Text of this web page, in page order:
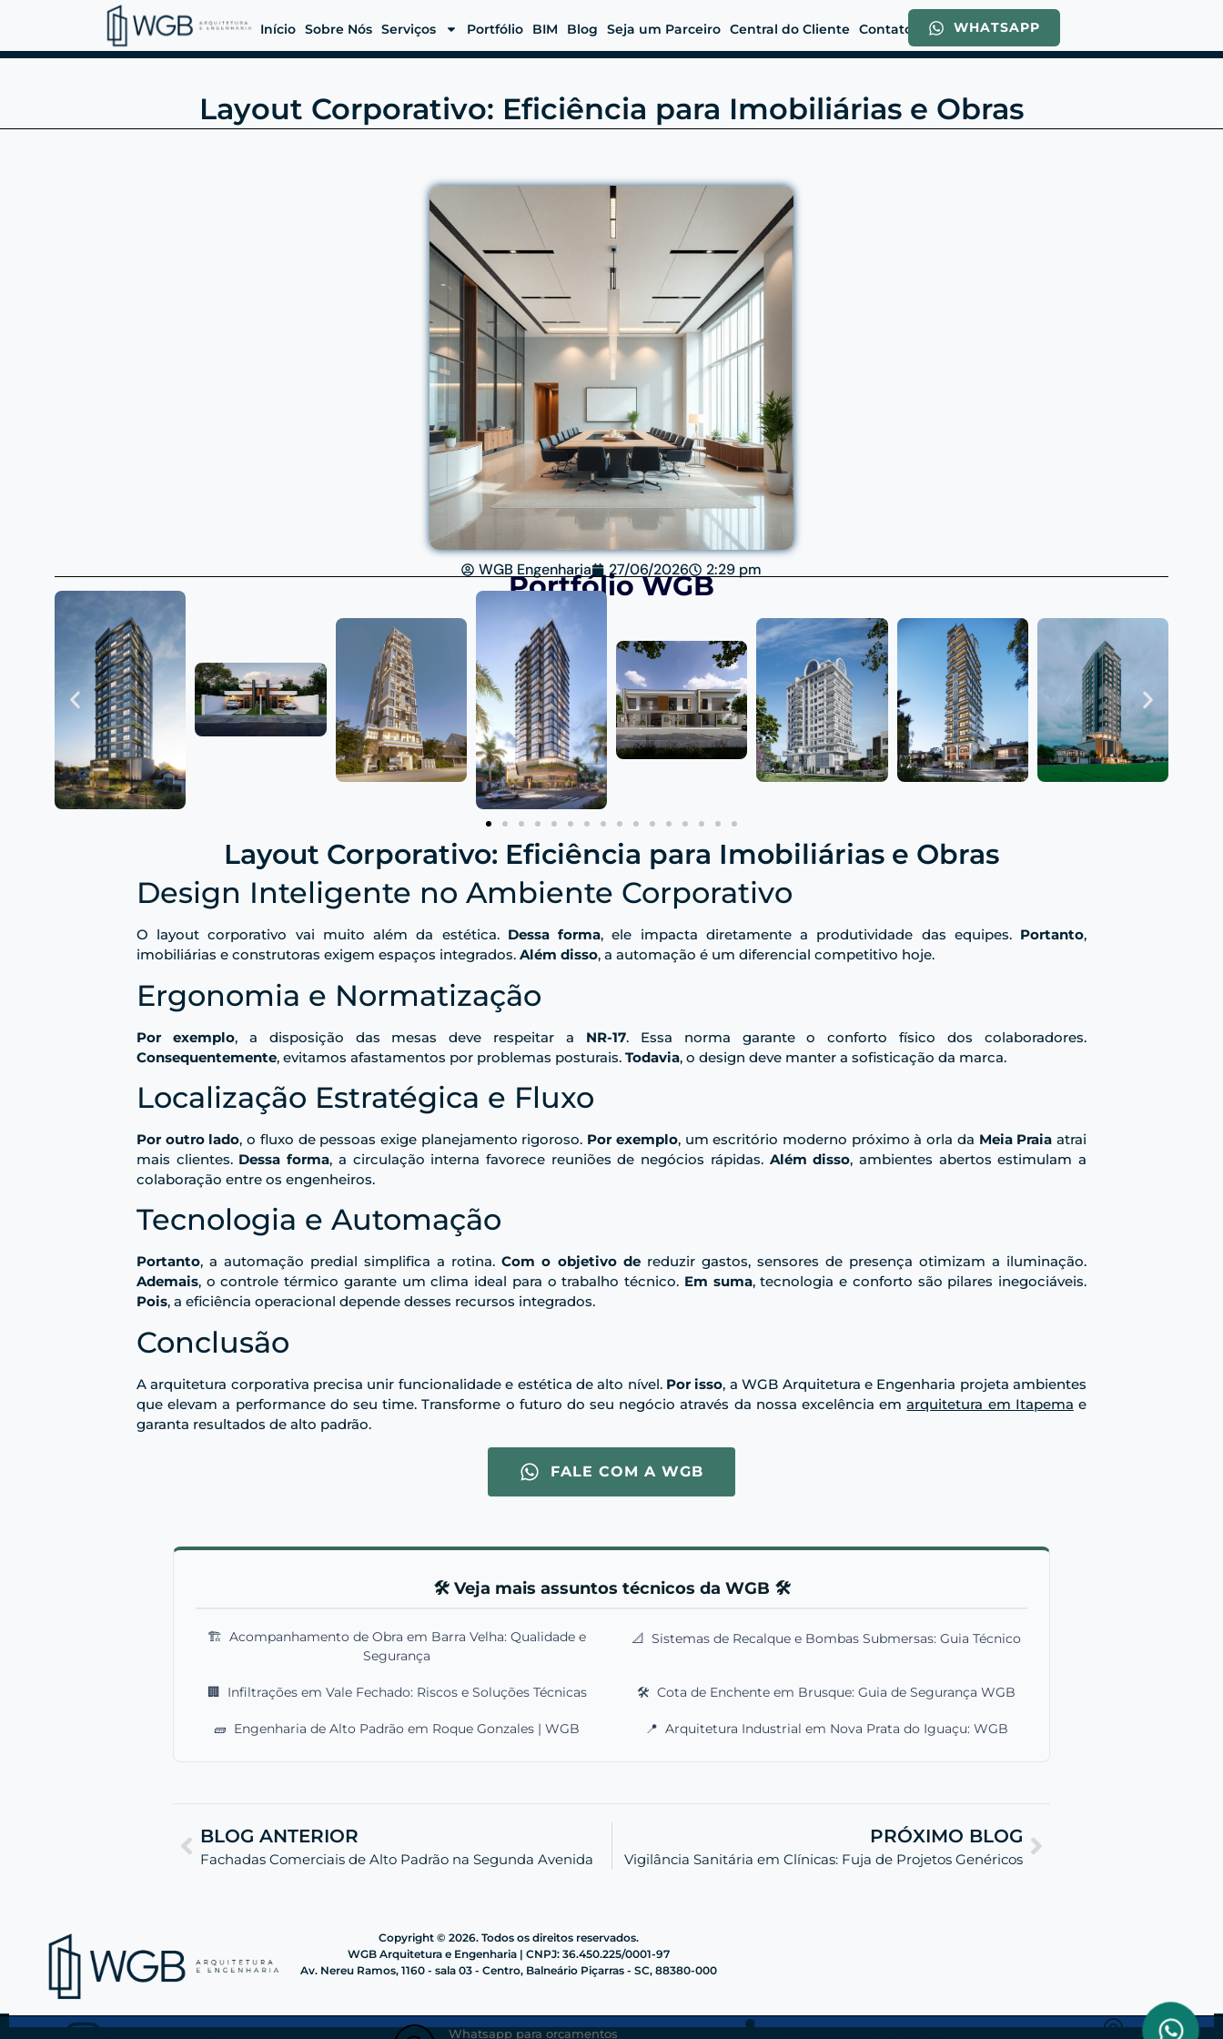
Início Sobre Nós Serviços Portfólio BIM Blog Seja um Parceiro Central do Cliente Contato WHATSAPP
Layout Corporativo: Eficiência para Imobiliárias e Obras
WGB Engenharia 27/06/2026 2:29 pm
Portfólio WGB
Layout Corporativo: Eficiência para Imobiliárias e Obras
Design Inteligente no Ambiente Corporativo
O layout corporativo vai muito além da estética. Dessa forma, ele impacta diretamente a produtividade das equipes. Portanto,
imobiliárias e construtoras exigem espaços integrados. Além disso, a automação é um diferencial competitivo hoje.
Ergonomia e Normatização
Por exemplo, a disposição das mesas deve respeitar a NR-17. Essa norma garante o conforto físico dos colaboradores.
Consequentemente, evitamos afastamentos por problemas posturais. Todavia, o design deve manter a sofisticação da marca.
Localização Estratégica e Fluxo
Por outro lado, o fluxo de pessoas exige planejamento rigoroso. Por exemplo, um escritório moderno próximo à orla da Meia Praia atrai
mais clientes. Dessa forma, a circulação interna favorece reuniões de negócios rápidas. Além disso, ambientes abertos estimulam a
colaboração entre os engenheiros.
Tecnologia e Automação
Portanto, a automação predial simplifica a rotina.Com o objetivo dereduzir gastos, sensores de presença otimizam a iluminação.
Ademais, o controle térmico garante um clima ideal para o trabalho técnico. Em suma, tecnologia e conforto são pilares inegociáveis.
Pois, a eficiência operacional depende desses recursos integrados.
Conclusão
A arquitetura corporativa precisa unir funcionalidade e estética de alto nível. Por isso, a WGB Arquitetura e Engenharia projeta ambientes
que elevam a performance do seu time. Transforme o futuro do seu negócio através da nossa excelência emarquitetura em Itapema e
garanta resultados de alto padrão.
FALE COM A WGB
🛠️ Veja mais assuntos técnicos da WGB 🛠️
🏗️ Acompanhamento de Obra em Barra Velha: Qualidade e
Segurança
📐 Sistemas de Recalque e Bombas Submersas: Guia Técnico
🏢 Infiltrações em Vale Fechado: Riscos e Soluções Técnicas 🛠️ Cota de Enchente em Brusque: Guia de Segurança WGB
🧱 Engenharia de Alto Padrão em Roque Gonzales | WGB 📍 Arquitetura Industrial em Nova Prata do Iguaçu: WGB
BLOG ANTERIOR
Fachadas Comerciais de Alto Padrão na Segunda Avenida
PRÓXIMO BLOG
Vigilância Sanitária em Clínicas: Fuja de Projetos Genéricos
Copyright © 2026. Todos os direitos reservados.
WGB Arquitetura e Engenharia | CNPJ: 36.450.225/0001-97
Av. Nereu Ramos, 1160 - sala 03 - Centro, Balneário Piçarras - SC, 88380-000
Whatsapp para orçamentos